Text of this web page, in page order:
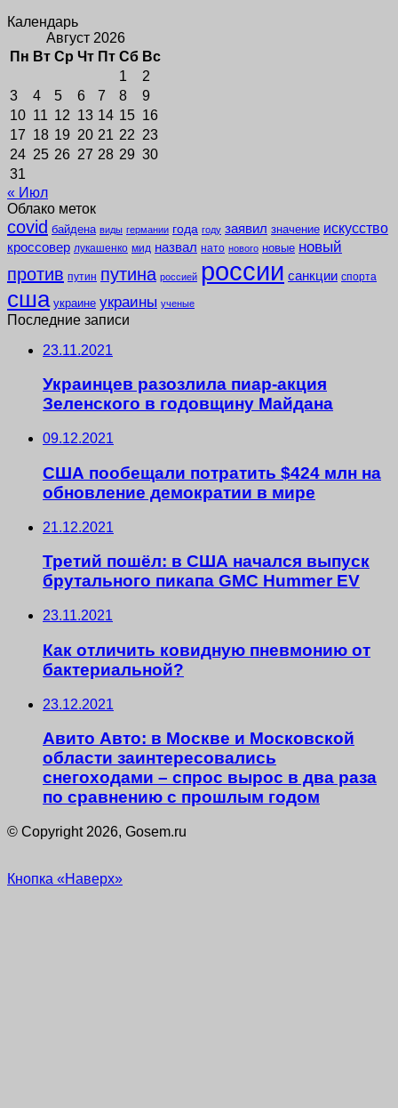
Календарь
Август 2026
Пн Вт Ср Чт Пт Сб Вс
1
2
3
4 5 6 7 8
9
10 11 12 13 14 15 16
17 18 19 20 21 22 23
24 25 26 27 28 29 30
31
« Июл
Облако меток
covid байдена виды германии года году заявил значение искусство
кроссовер лукашенко мид назвал нато нового новые новый
против путин путина россией россии санкции спорта
сша украине украины ученые
Последние записи
23.11.2021
Украинцев разозлила пиар-акция
Зеленского в годовщину Майдана
09.12.2021
США пообещали потратить $424 млн на
обновление демократии в мире
21.12.2021
Третий пошёл: в США начался выпуск
брутального пикапа GMC Hummer EV
23.11.2021
Как отличить ковидную пневмонию от
бактериальной?
23.12.2021
Авито Авто: в Москве и Московской
области заинтересовались
снегоходами – спрос вырос в два раза
по сравнению с прошлым годом
© Copyright 2026, Gosem.ru
Кнопка «Наверх»